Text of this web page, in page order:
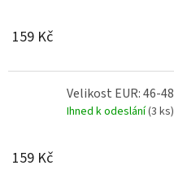
159 Kč
Velikost EUR: 46-48
Ihned k odeslání(3 ks)
159 Kč